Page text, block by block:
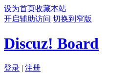
设为首页收藏本站
开启辅助访问 切换到窄版
Discuz! Board
登录 | 注册